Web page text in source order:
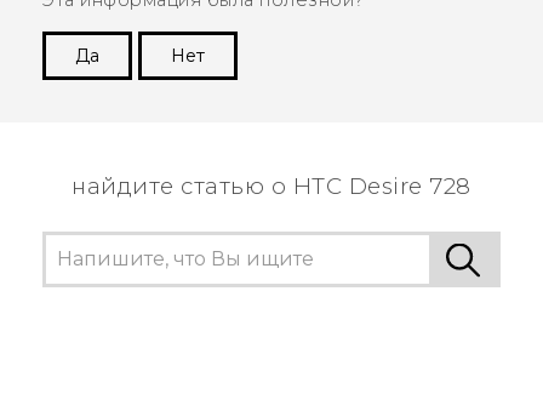
Да
Нет
найдите статью о HTC Desire 728